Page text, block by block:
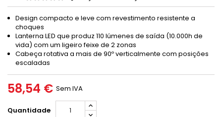
Design compacto e leve com revestimento resistente a
choques
Lanterna LED que produz 110 lúmenes de saída (10.000h de
vida) com um ligeiro feixe de 2 zonas
Cabeça rotativa a mais de 90º verticalmente com posições
escaladas
58,54 € Sem IVA
Quantidade